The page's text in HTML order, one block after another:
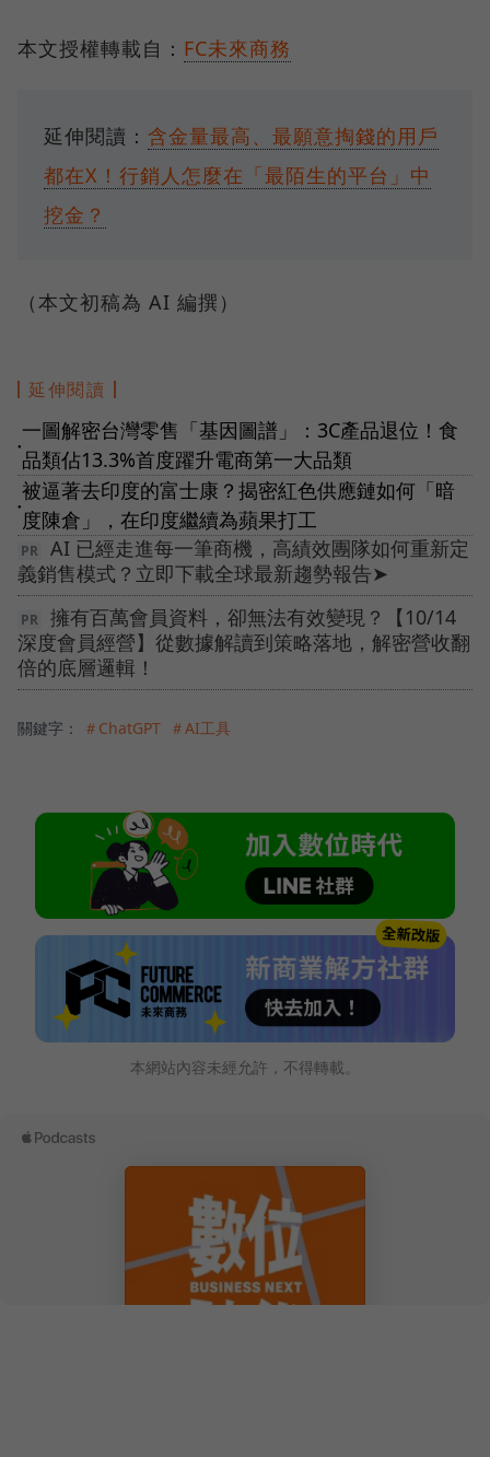
本文授權轉載自： FC未來商務
延伸閱讀： 含金量最高、最願意掏錢的用戶
都在X！行銷人怎麼在「最陌生的平台」中
挖金？
（本文初稿為 AI 編撰）
延伸閱讀
●
一圖解密台灣零售「基因圖譜」：3C產品退位！食
品類佔13.3%首度躍升電商第一大品類
●
被逼著去印度的富士康？揭密紅色供應鏈如何「暗
度陳倉」，在印度繼續為蘋果打工
AI 已經走進每一筆商機，高績效團隊如何重新定
義銷售模式？立即下載全球最新趨勢報告➤
擁有百萬會員資料，卻無法有效變現？【10/14
深度會員經營】從數據解讀到策略落地，解密營收翻
倍的底層邏輯！
關鍵字： ＃ChatGPT ＃AI工具
本網站內容未經允許，不得轉載。